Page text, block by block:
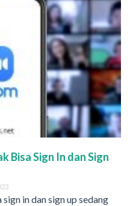
Bisa Sign In dan Sign
in dan sign up sedang